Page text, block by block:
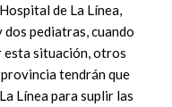
de La Línea,
pediatras, cuando
esta situación, otros
tendrán que
Línea para suplir las